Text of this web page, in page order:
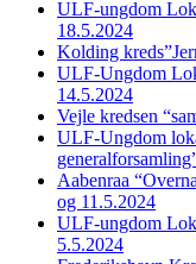
ULF-ungdom
18.5.2024
Kolding
ULF-Ungdom
14.5.2024
Vejle kredsen
ULF-Ungdom
Aabenraa
og 11.5.2024
ULF-ungdom
5.5.2024